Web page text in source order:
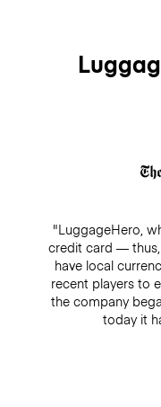
"LuggageHero,
credit card —
have local
recent players to
the company
today it